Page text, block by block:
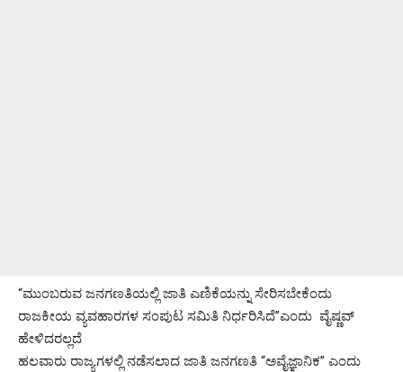
“ಮುಂಬರುವ ಜನಗಣತಿಯಲ್ಲಿ ಜಾತಿ ಎಣಿಕೆಯನ್ನು ಸೇರಿಸಬೇಕೆಂದು
ರಾಜಕೀಯ ವ್ಯವಹಾರಗಳ ಸಂಪುಟ ಸಮಿತಿ ನಿರ್ಧರಿಸಿದೆ”ಎಂದು ವೈಷ್ಣವ್
ಹೇಳಿದರಲ್ಲದೆ
ಹಲವಾರು ರಾಜ್ಯಗಳಲ್ಲಿ ನಡೆಸಲಾದ ಜಾತಿ ಜನಗಣತಿ “ಅವೈಜ್ಞಾನಿಕ” ಎಂದು